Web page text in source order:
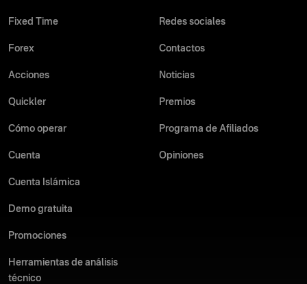
Fixed Time
Forex
Acciones
Quickler
Cómo operar
Cuenta
Cuenta Islámica
Demo gratuita
Promociones
Herramientas de análisis
técnico
Redes sociales
Contactos
Noticias
Premios
Programa de Afiliados
Opiniones